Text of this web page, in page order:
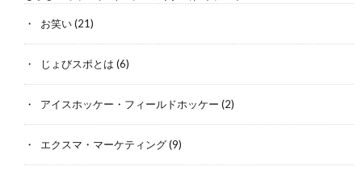
お笑い(21)
じょびスポとは (6)
アイスホッケー・フィールドホッケー (2)
エクスマ・マーケティング(9)